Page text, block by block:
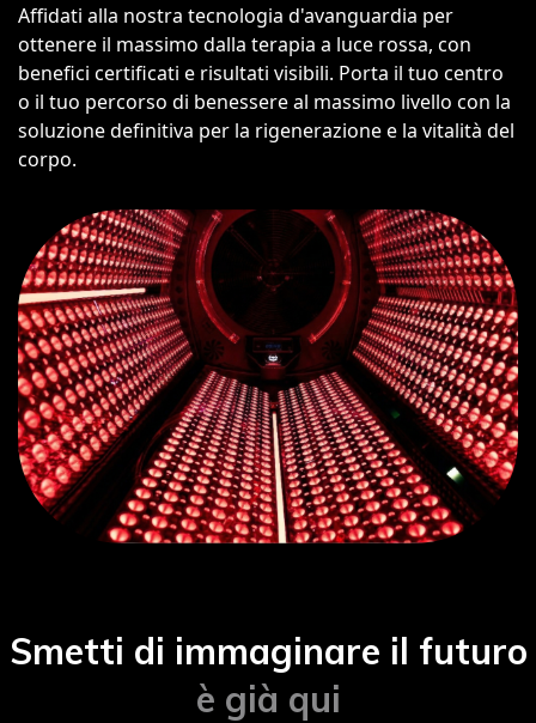
Affidati alla nostra tecnologia d'avanguardia per
ottenere il massimo dalla terapia a luce rossa, con
benefici certificati e risultati visibili. Porta il tuo centro
o il tuo percorso di benessere al massimo livello con la
soluzione definitiva per la rigenerazione e la vitalità del
corpo.
Smetti di immaginare il futuro
è già qui